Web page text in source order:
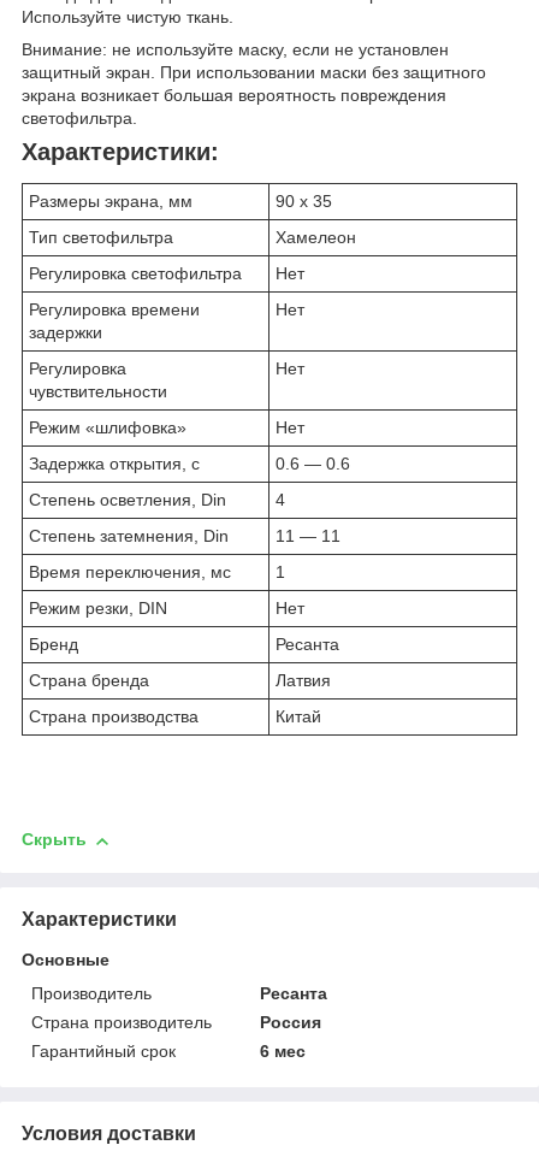
Используйте чистую ткань.
Внимание: не используйте маску, если не установлен
защитный экран. При использовании маски без защитного
экрана возникает большая вероятность повреждения
светофильтра.
Характеристики:
Размеры экрана, мм
90 х 35
Тип светофильтра
Хамелеон
Регулировка светофильтра
Нет
Регулировка времени
задержки
Нет
Регулировка
чувствительности
Нет
Режим «шлифовка»
Нет
Задержка открытия, с
0.6 — 0.6
Степень осветления, Din
4
Степень затемнения, Din
11 — 11
Время переключения, мс
1
Режим резки, DIN
Нет
Бренд
Ресанта
Страна бренда
Латвия
Страна производства
Китай
Скрыть
Характеристики
Основные
Производитель
Ресанта
Страна производитель
Россия
Гарантийный срок
6 мес
Условия доставки